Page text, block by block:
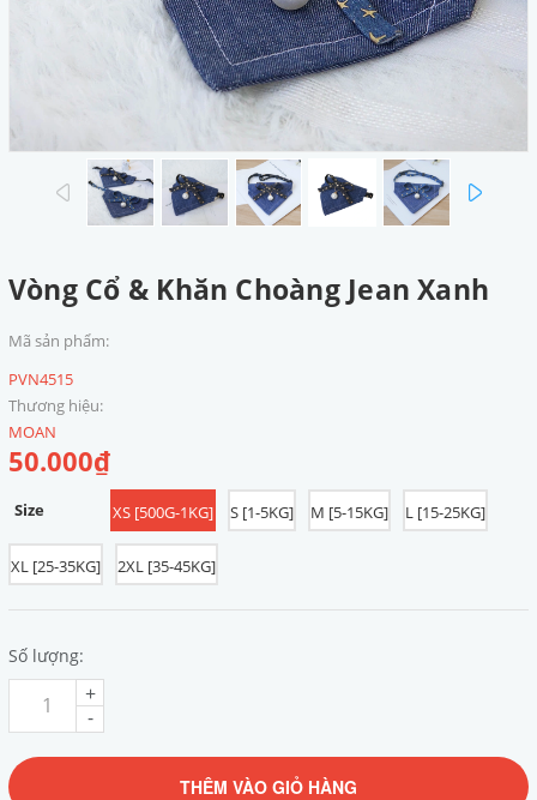
prev
Vòng Cổ & Khăn Choàng Jean Xanh
Mã sản phẩm:
PVN4515
Thương hiệu:
MOAN
50.000₫
Size XS [500G-1KG] S [1-5KG] M [5-15KG] L [15-25KG]
XL [25-35KG] 2XL [35-45KG]
Số lượng:
-
+
THÊM VÀO GIỎ HÀNG